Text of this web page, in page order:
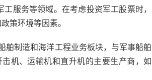
服务等领域。在考虑投资军工股票时，
策环境等因素。
舶制造和海洋工程业务板块，与军事船舶
机、运输机和直升机的主要生产商，如